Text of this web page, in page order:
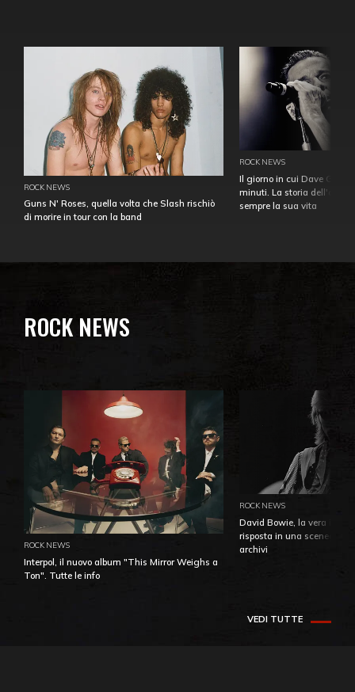
ROCK NEWS
Guns N' Roses, quella volta che Slash rischiò
di morire in tour con la band
ROCK NEWS
Il giorno in cui Dave
minuti. La storia
sempre la sua vita
ROCK NEWS
ROCK NEWS
Interpol, il nuovo album "This Mirror Weighs a
Ton". Tutte le info
ROCK NEWS
David Bowie, la vera
risposta in una
archivi
VEDI TUTTE